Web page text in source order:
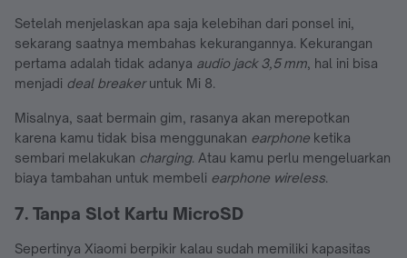
Setelah menjelaskan apa saja kelebihan dari ponsel ini,
sekarang saatnya membahas kekurangannya. Kekurangan
pertama adalah tidak adanya audio jack 3,5 mm, hal ini bisa
menjadi deal breakeruntuk Mi 8.
Misalnya, saat bermain gim, rasanya akan merepotkan
karena kamu tidak bisa menggunakan earphone ketika
sembari melakukan charging. Atau kamu perlu mengeluarkan
biaya tambahan untuk membeli earphone wireless.
7. Tanpa Slot Kartu MicroSD
Sepertinya Xiaomi berpikir kalau sudah memiliki kapasitas